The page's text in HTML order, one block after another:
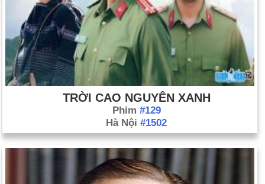
TRỜI CAO NGUYÊN XANH
Phim #129
Hà Nội #1502